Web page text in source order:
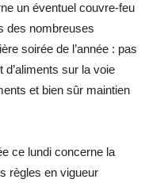
un éventuel couvre-feu
des nombreuses
soirée de l’année : pas
d’aliments sur la voie
et bien sûr maintien
ce lundi concerne la
règles en vigueur